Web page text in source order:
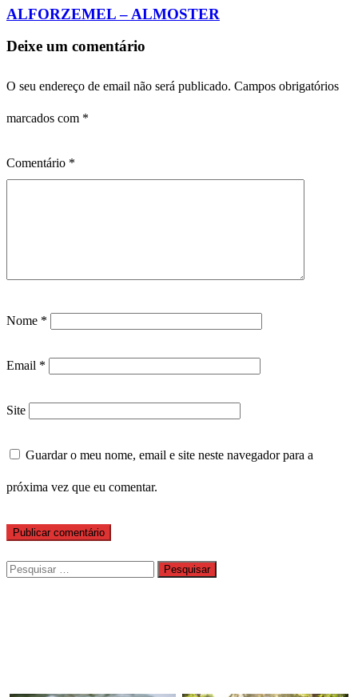
ALFORZEMEL – ALMOSTER
Deixe um comentário
O seu endereço de email não será publicado. Campos obrigatórios
marcados com *
Comentário *
Nome *
Email *
Site
Guardar o meu nome, email e site neste navegador para a
próxima vez que eu comentar.
Pesquisar
por: